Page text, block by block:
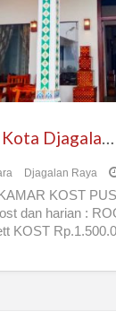
Kost Pusat Kota Djagalan Raya
Djagalan Raya
KOST
dan harian :
KOST